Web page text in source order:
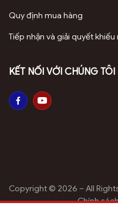
Quy định mua hàng
Tiếp nhận và giải quyết khiếu
KẾT NỐI VỚI CHÚNG TÔI
Copyright © 2026 – All
Chính